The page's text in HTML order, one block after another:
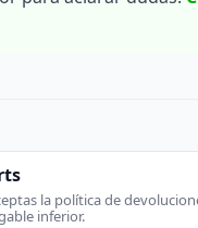
la política de
inferior.